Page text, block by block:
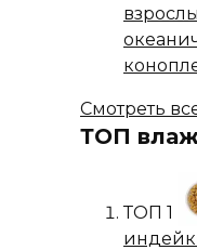
Смотреть
ТОП
ТОП 1